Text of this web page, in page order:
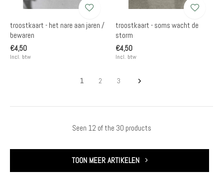
troostkaart - het nare aan jaren /
bewaren
€4,50
Incl. btw
troostkaart - soms wacht de
storm
€4,50
Incl. btw
1 2 3
Seen 12 of the 30 products
TOON MEER ARTIKELEN